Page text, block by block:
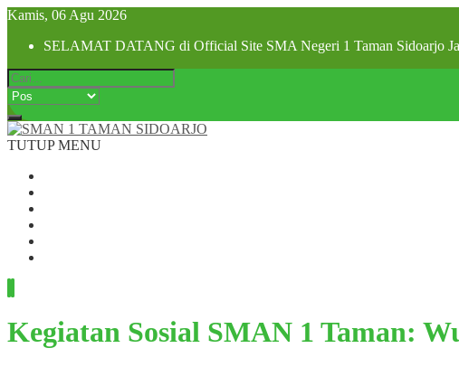
Kamis, 06 Agu 2026
SELAMAT DATANG di Official Site SMA Negeri 1 Taman Sidoarjo
TUTUP MENU
Kegiatan Sosial SMAN 1 Taman: